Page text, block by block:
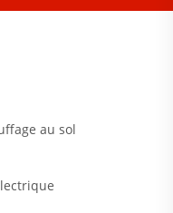
au sol